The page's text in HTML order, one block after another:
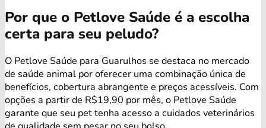
Por que o Petlove Saúde é a escolha
certa para seu peludo?
O Petlove Saúde para Guarulhos se destaca no mercado
de saúde animal por oferecer uma combinação única de
benefícios, cobertura abrangente e preços acessíveis. Com
opções a partir de R$19,90 por mês, o Petlove Saúde
garante que seu pet tenha acesso a cuidados veterinários